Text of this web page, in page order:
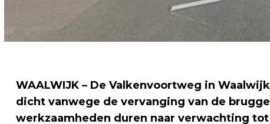
WAALWIJK – De Valkenvoortweg in
dicht vanwege de vervanging van de
werkzaamheden duren naar verwachting